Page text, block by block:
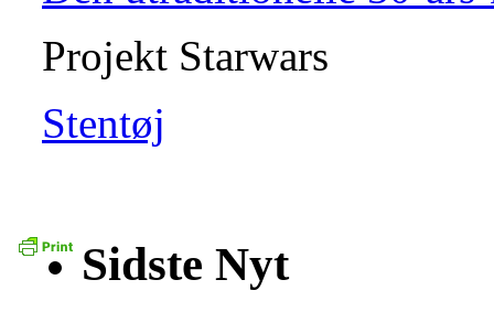
Projekt Starwars
Stentøj
Sidste Nyt